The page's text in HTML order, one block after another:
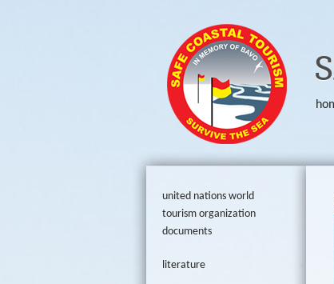
united nations world
tourism organization
documents
literature